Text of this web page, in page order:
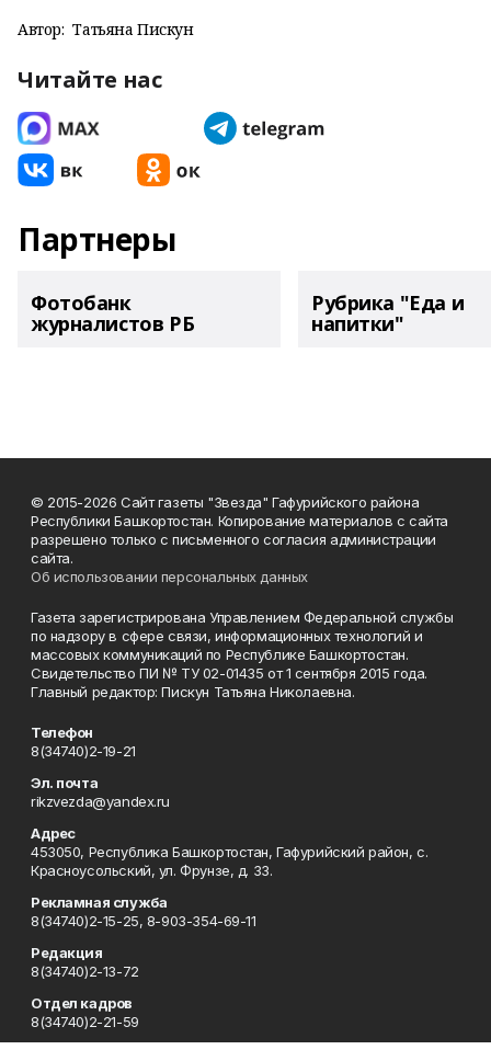
Автор: Татьяна Пискун
Читайте нас
Партнеры
Фотобанк
журналистов РБ
Рубрика "Еда и
напитки"
© 2015-2026 Сайт газеты "Звезда" Гафурийского района
Республики Башкортостан. Копирование материалов с сайта
разрешено только с письменного согласия администрации
сайта.
Об использовании персональных данных
Газета зарегистрирована Управлением Федеральной службы
по надзору в сфере связи, информационных технологий и
массовых коммуникаций по Республике Башкортостан.
Свидетельство ПИ № ТУ 02-01435 от 1 сентября 2015 года.
Главный редактор: Пискун Татьяна Николаевна.
Телефон
8(34740)2-19-21
Эл. почта
rikzvezda@yandex.ru
Адрес
453050, Республика Башкортостан, Гафурийский район, с.
Красноусольский, ул. Фрунзе, д. 33.
Рекламная служба
8(34740)2-15-25, 8-903-354-69-11
Редакция
8(34740)2-13-72
Отдел кадров
8(34740)2-21-59